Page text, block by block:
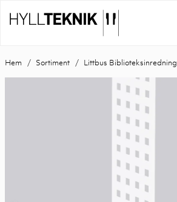
Hem Sortiment Littbus Biblioteksinredning